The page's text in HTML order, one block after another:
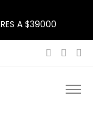
A $39000